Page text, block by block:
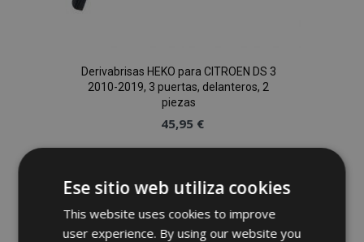
Derivabrisas HEKO para CITROEN DS 3
2010-2019, 3 puertas, delanteros, 2
piezas
45,95 €
Añadir
a la
Ese sitio web utiliza cookies
This website uses cookies to improve
user experience. By using our website you